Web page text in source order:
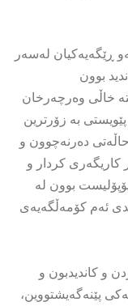
ڕێگەیەکیان لەسەر
بوون
خاڵی وەرچەرخان
پێویستی بە زۆرترین
حاڵەتی دەرنەچوون و
کاریگەری کردار و
بوون لە
ئەم کۆمەڵگەیەی
و کاندیدبون و
پێنەگەیشتووین،